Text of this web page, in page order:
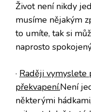
Život není nikdy
musíme nějakým
to umíte, tak si
naprosto
· Raději vymyslete
překvapení.Není
některými